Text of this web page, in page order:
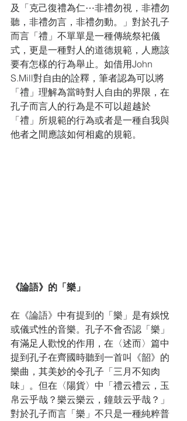
及「克己復禮為仁⋯非禮勿視，非禮勿
聽，非禮勿言，非禮勿動。」對於孔子
而言「禮」不單單是一種傳統祭祀儀
式，更是一種對人的道德規範，人應該
要有怎樣的行為舉止。如借用John
S.Mill對自由的詮釋，筆者認為可以將
「禮」理解為當時對人自由的界限，在
孔子而言人的行為是不可以超越於
「禮」所規範的行為或者是一種自我與
他者之間應該如何相處的規範。
《論語》的「樂」
在《論語》中有提到的「樂」是有娛悅
或儀式性的音樂。孔子不會否認「樂」
有滿足人歡悅的作用，在〈述而〉篇中
提到孔子在齊國時聽到一首叫《韶》的
樂曲，其美妙的令孔子「三月不知肉
味」。但在〈陽貨〉中「禮云禮云，玉
帛云乎哉？樂云樂云，鐘鼓云乎哉？」
對於孔子而言「樂」不只是一種純粹普